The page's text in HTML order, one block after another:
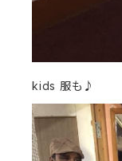
kids 服も♪